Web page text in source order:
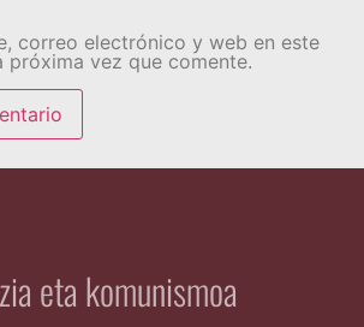
correo electrónico y web en este
próxima vez que comente.
eta komunismoa